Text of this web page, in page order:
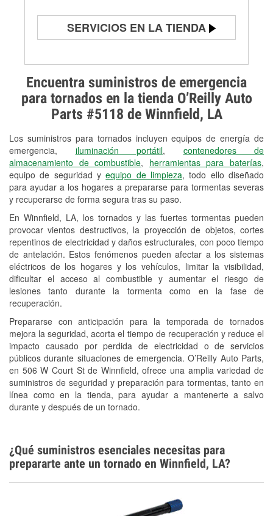
Encuentra suministros de emergencia
para tornados en la tienda O’Reilly Auto
Parts #5118 de Winnfield, LA
Los suministros para tornados incluyen equipos de energía de
emergencia, iluminación portátil, contenedores de
almacenamiento de combustible, herramientas para baterías,
equipo de seguridad yequipo de limpieza, todo ello diseñado
para ayudar a los hogares a prepararse para tormentas severas
y recuperarse de forma segura tras su paso.
En Winnfield, LA, los tornados y las fuertes tormentas pueden
provocar vientos destructivos, la proyección de objetos, cortes
repentinos de electricidad y daños estructurales, con poco tiempo
de antelación. Estos fenómenos pueden afectar a los sistemas
eléctricos de los hogares y los vehículos, limitar la visibilidad,
dificultar el acceso al combustible y aumentar el riesgo de
lesiones tanto durante la tormenta como en la fase de
recuperación.
Prepararse con anticipación para la temporada de tornados
mejora la seguridad, acorta el tiempo de recuperación y reduce el
impacto causado por perdida de electricidad o de servicios
públicos durante situaciones de emergencia. O’Reilly Auto Parts,
en 506 W Court St de Winnfield, ofrece una amplia variedad de
suministros de seguridad y preparación para tormentas, tanto en
línea como en la tienda, para ayudar a mantenerte a salvo
durante y después de un tornado.
SERVICIOS EN LA TIENDA
Prueba de alternadores y
arrancadores
Revisión de la luz "Check Engine"
Reciclaje de baterías y aceite
Instalación de bombillas de faros
Instalación de limpiaparabrisas
Herramientas
Rectificación de tambores y discos de
freno
Hurricane Supplies
Conoce más
¿Qué suministros esenciales necesitas para
prepararte ante un tornado en Winnfield, LA?